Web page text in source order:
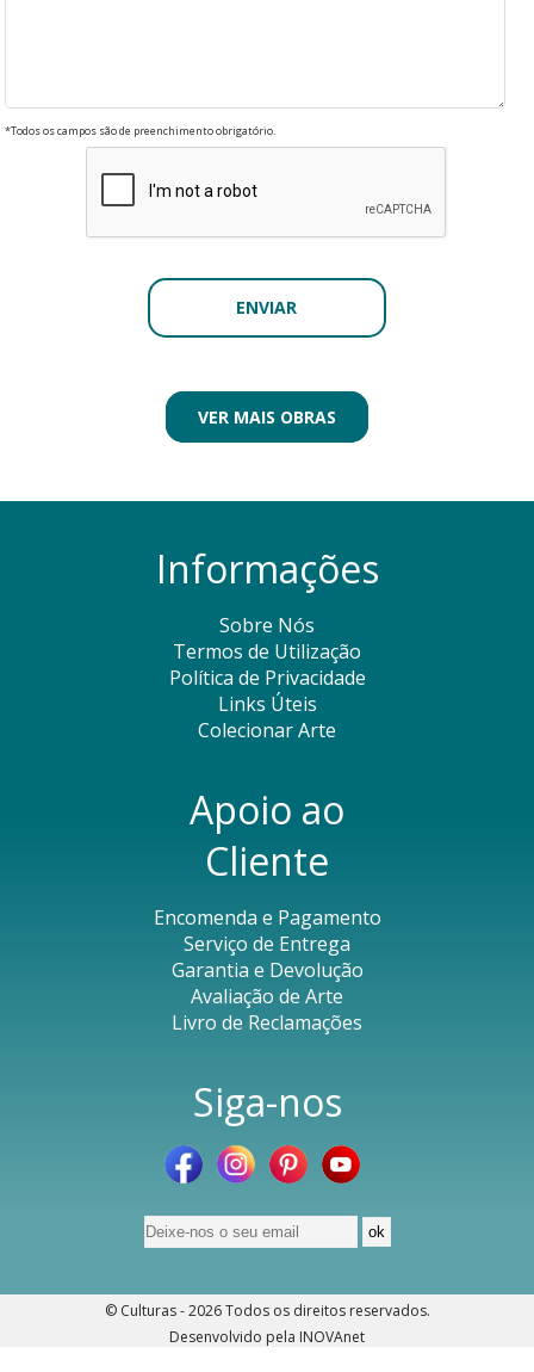
*Todos os campos são de preenchimento obrigatório.
VER MAIS OBRAS
Informações
Sobre Nós
Termos de Utilização
Política de Privacidade
Links Úteis
Colecionar Arte
Apoio ao
Cliente
Encomenda e Pagamento
Serviço de Entrega
Garantia e Devolução
Avaliação de Arte
Livro de Reclamações
Siga-nos
© Culturas - 2026Todos os direitos reservados.
Desenvolvido pela INOVAnet